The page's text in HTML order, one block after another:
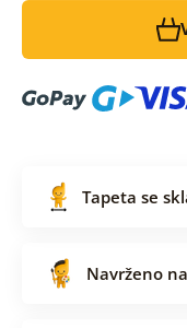
Tapeta se
Navrženo